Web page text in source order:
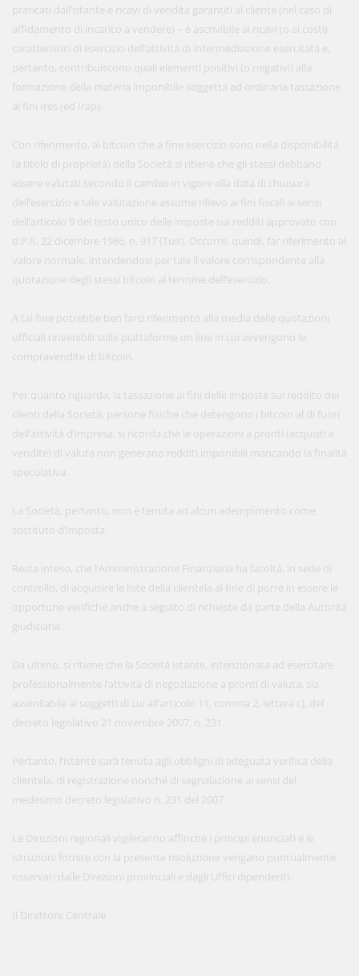
praticati dall’istante e ricavi di vendita garantiti al cliente (nel caso di
affidamento di incarico a vendere) – è ascrivibile ai ricavi (o ai costi)
caratteristici di esercizio dell’attività di intermediazione esercitata e,
pertanto, contribuiscono quali elementi positivi (o negativi) alla
formazione della materia imponibile soggetta ad ordinaria tassazione
ai fini Ires (ed Irap).
Con riferimento, ai bitcoin che a fine esercizio sono nella disponibilità
(a titolo di proprietà) della Società si ritiene che gli stessi debbano
essere valutati secondo il cambio in vigore alla data di chiusura
dell’esercizio e tale valutazione assume rilievo ai fini fiscali ai sensi
dell’articolo 9 del testo unico delle imposte sui redditi approvato con
d.P.R. 22 dicembre 1986, n. 917 (Tuir). Occorre, quindi, far riferimento al
valore normale, intendendosi per tale il valore corrispondente alla
quotazione degli stessi bitcoin al termine dell’esercizio.
A tal fine potrebbe ben farsi riferimento alla media delle quotazioni
ufficiali rinvenibili sulle piattaforme on line in cui avvengono le
compravendite di bitcoin.
Per quanto riguarda, la tassazione ai fini delle imposte sul reddito dei
clienti della Società, persone fisiche che detengono i bitcoin al di fuori
dell’attività d’impresa, si ricorda che le operazioni a pronti (acquisti e
vendite) di valuta non generano redditi imponibili mancando la finalità
speculativa.
La Società, pertanto, non è tenuta ad alcun adempimento come
sostituto d’imposta.
Resta inteso, che l’Amministrazione Finanziaria ha facoltà, in sede di
controllo, di acquisire le liste della clientela al fine di porre in essere le
opportune verifiche anche a seguito di richieste da parte della Autorità
giudiziaria.
Da ultimo, si ritiene che la Società istante, intenzionata ad esercitare
professionalmente l’attività di negoziazione a pronti di valuta, sia
assimilabile ai soggetti di cui all’articolo 11, comma 2, lettera c), del
decreto legislativo 21 novembre 2007, n. 231.
Pertanto, l’istante sarà tenuta agli obblighi di adeguata verifica della
clientela, di registrazione nonché di segnalazione ai sensi del
medesimo decreto legislativo n. 231 del 2007.
Le Direzioni regionali vigileranno affinché i principi enunciati e le
istruzioni fornite con la presente risoluzione vengano puntualmente
osservati dalle Direzioni provinciali e dagli Uffici dipendenti.
Il Direttore Centrale